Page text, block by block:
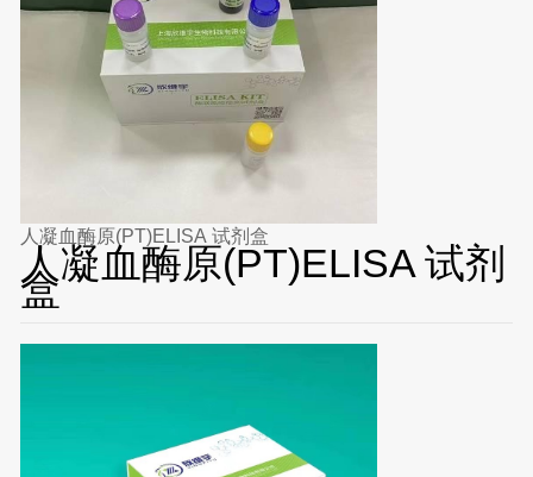
人凝血酶原(PT)ELISA 试剂盒
人凝血酶原(PT)ELISA 试剂
盒